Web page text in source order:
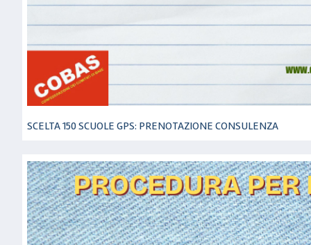
SCELTA 150 SCUOLE GPS: PRENOTAZIONE CONSULENZA